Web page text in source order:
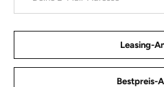
Leasing-
Bestpreis-